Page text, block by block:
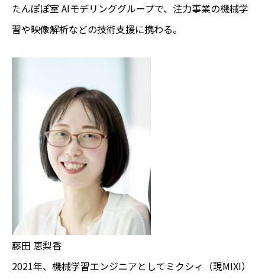
たんぽぽ室 AIモデリンググループで、注力事業の機械学
習や映像解析などの技術支援に携わる。
藤田 恵梨香
2021年、機械学習エンジニアとしてミクシィ（現MIXI）